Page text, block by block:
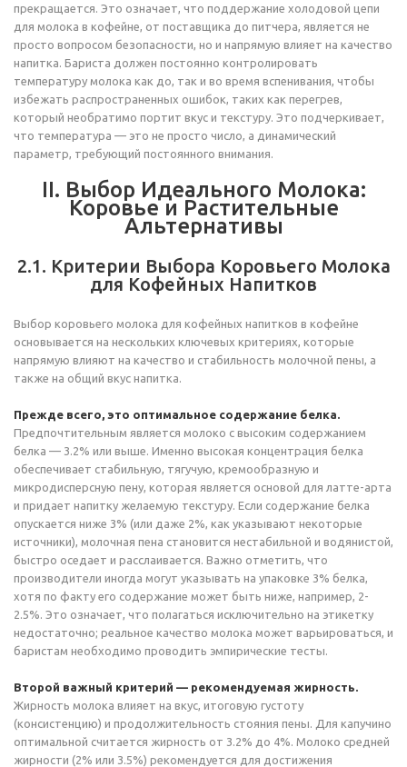
прекращается. Это означает, что поддержание холодовой цепи
для молока в кофейне, от поставщика до питчера, является не
просто вопросом безопасности, но и напрямую влияет на качество
напитка. Бариста должен постоянно контролировать
температуру молока как до, так и во время вспенивания, чтобы
избежать распространенных ошибок, таких как перегрев,
который необратимо портит вкус и текстуру. Это подчеркивает,
что температура — это не просто число, а динамический
параметр, требующий постоянного внимания.
II. Выбор Идеального Молока:
Коровье и Растительные
Альтернативы
2.1. Критерии Выбора Коровьего Молока
для Кофейных Напитков
Выбор коровьего молока для кофейных напитков в кофейне
основывается на нескольких ключевых критериях, которые
напрямую влияют на качество и стабильность молочной пены, а
также на общий вкус напитка.
Прежде всего, это оптимальное содержание белка.
Предпочтительным является молоко с высоким содержанием
белка — 3.2% или выше. Именно высокая концентрация белка
обеспечивает стабильную, тягучую, кремообразную и
микродисперсную пену, которая является основой для латте-арта
и придает напитку желаемую текстуру. Если содержание белка
опускается ниже 3% (или даже 2%, как указывают некоторые
источники), молочная пена становится нестабильной и водянистой,
быстро оседает и расслаивается. Важно отметить, что
производители иногда могут указывать на упаковке 3% белка,
хотя по факту его содержание может быть ниже, например, 2-
2.5%. Это означает, что полагаться исключительно на этикетку
недостаточно; реальное качество молока может варьироваться, и
баристам необходимо проводить эмпирические тесты.
Второй важный критерий — рекомендуемая жирность.
Жирность молока влияет на вкус, итоговую густоту
(консистенцию) и продолжительность стояния пены. Для капучино
оптимальной считается жирность от 3.2% до 4%. Молоко средней
жирности (2% или 3.5%) рекомендуется для достижения